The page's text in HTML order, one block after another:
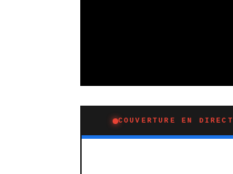
COUVERTURE EN DIRECT